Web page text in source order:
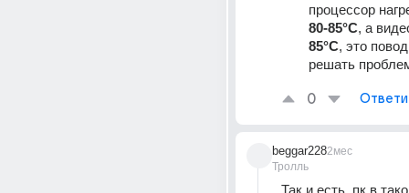
80-85°C
85°C, это
решать
0
beggar228
Тролль
2мес
Так и есть, пк в